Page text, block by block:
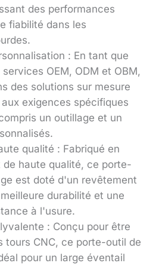
des performances
fiabilité dans les
: En tant que
OEM, ODM et OBM,
des solutions sur mesure
exigences spécifiques
un outillage et un
qualité : Fabriqué en
de haute qualité, ce porte-
est doté d'un revêtement
durabilité et une
à l'usure.
: Conçu pour être
tours CNC, ce porte-outil de
pour un large éventail